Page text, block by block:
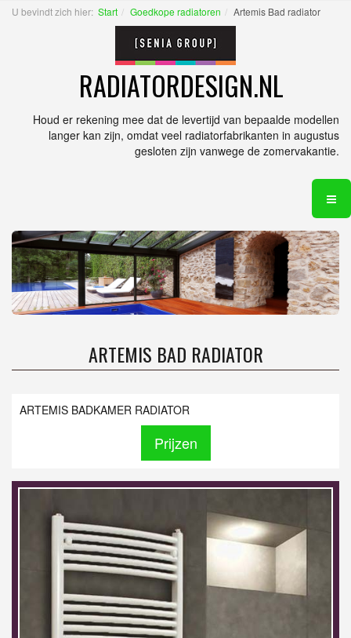
U bevindt zich hier: Start Goedkope radiatoren Artemis Bad radiator
RADIATORDESIGN.NL
Houd er rekening mee dat de levertijd van bepaalde modellen
langer kan zijn, omdat veel radiatorfabrikanten in augustus
gesloten zijn vanwege de zomervakantie.
ARTEMIS BAD RADIATOR
ARTEMIS BADKAMER RADIATOR
Prijzen